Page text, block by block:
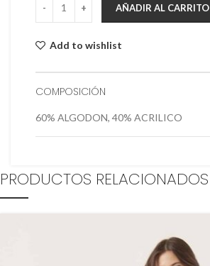
AÑADIR AL CARRITO
Add to wishlist
COMPOSICIÓN
60% ALGODON, 40% ACRILICO
PRODUCTOS RELACIONADOS